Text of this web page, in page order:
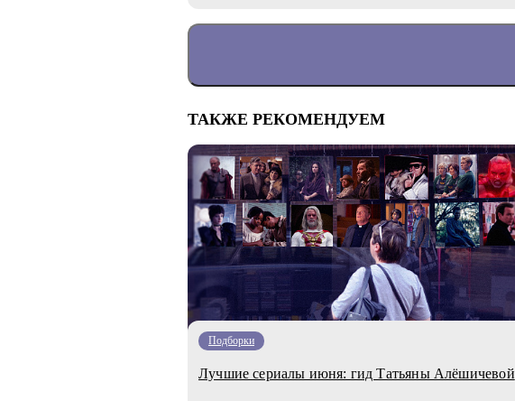
ТАКЖЕ РЕКОМЕНДУЕМ
Подборки
Лучшие сериалы июня: гид Татьяны Алёшичевой